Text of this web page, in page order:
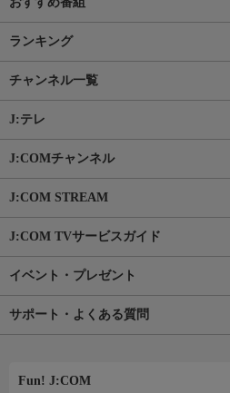
ランキング
チャンネル一覧
J:テレ
J:COMチャンネル
J:COM STREAM
J:COM TVサービスガイド
イベント・プレゼント
サポート・よくある質問
Fun! J:COM